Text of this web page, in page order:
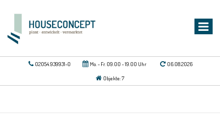
02054.939931-0 Mo. - Fr. 09.00 - 19.00 Uhr 06.08.2026
Objekte: 7